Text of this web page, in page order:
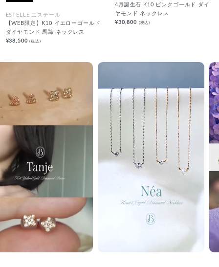
ESTELLE エステール
【WEB限定】K10 イエローゴールド
ダイヤモンド 馬蹄 ネックレス
¥38,500(税込)
4月誕生石 K10 ピンクゴールド ダイ
ヤモンド ネックレス
¥30,800 (税込)